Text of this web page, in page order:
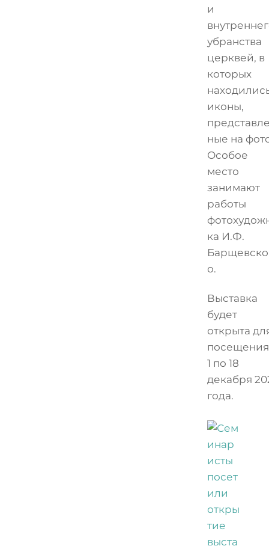
и
убранства
церквей, в
которых
иконы,
ные на
Особое
место
занимают
работы
ка И.Ф.
о.
Выставка
будет
открыта
1 по 18
декабря
года.